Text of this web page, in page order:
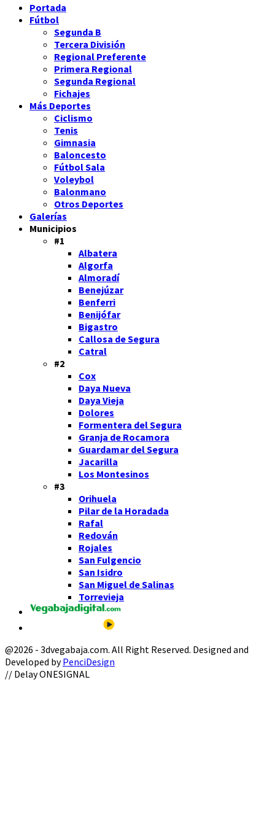
Portada
Fútbol
Segunda B
Tercera División
Regional Preferente
Primera Regional
Segunda Regional
Fichajes
Más Deportes
Ciclismo
Tenis
Gimnasia
Baloncesto
Fútbol Sala
Voleybol
Balonmano
Otros Deportes
Galerías
Municipios
#1
Albatera
Algorfa
Almoradí
Benejúzar
Benferri
Benijófar
Bigastro
Callosa de Segura
Catral
#2
Cox
Daya Nueva
Daya Vieja
Dolores
Formentera del Segura
Granja de Rocamora
Guardamar del Segura
Jacarilla
Los Montesinos
#3
Orihuela
Pilar de la Horadada
Rafal
Redován
Rojales
San Fulgencio
San Isidro
San Miguel de Salinas
Torrevieja
@2026 - 3dvegabaja.com. All Right Reserved. Designed and
Developed byPenciDesign
Facebook
Twitter
Instagram
Youtube
Email
// Delay ONESIGNAL